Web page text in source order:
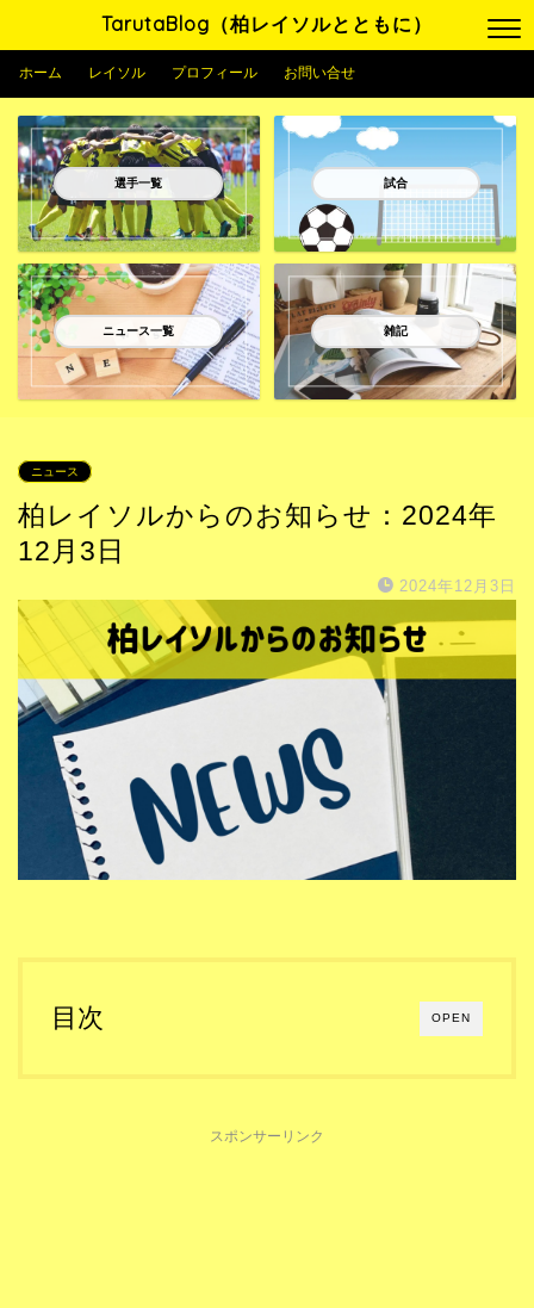
TarutaBlog（柏レイソルとともに）
ホーム レイソル プロフィール お問い合せ
選手一覧 試合
ニュース一覧 雑記
ニュース
柏レイソルからのお知らせ：2024年
12月3日
2024年12月3日
OPEN
目次
スポンサーリンク